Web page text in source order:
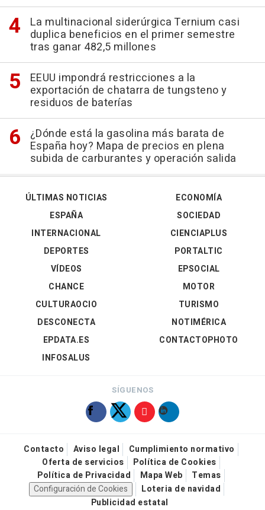
La multinacional siderúrgica Ternium casi
duplica beneficios en el primer semestre
tras ganar 482,5 millones
EEUU impondrá restricciones a la
exportación de chatarra de tungsteno y
residuos de baterías
¿Dónde está la gasolina más barata de
España hoy? Mapa de precios en plena
subida de carburantes y operación salida
ÚLTIMAS NOTICIAS
ESPAÑA
INTERNACIONAL
DEPORTES
VÍDEOS
ECONOMÍA
SOCIEDAD
CIENCIAPLUS
PORTALTIC
EPSOCIAL
CHANCE
CULTURAOCIO
DESCONECTA
EPDATA.ES
INFOSALUS
MOTOR
TURISMO
NOTIMÉRICA
CONTACTOPHOTO
SÍGUENOS
Contacto Aviso legal
Cumplimiento normativo
Oferta de servicios
Política de Cookies
Política de Privacidad
Mapa Web
Temas
Configuración de Cookies
Loteria de navidad
Publicidad estatal